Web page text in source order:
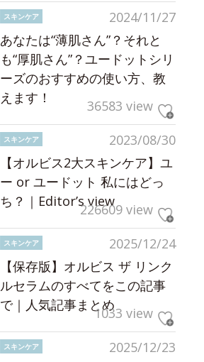
2024/11/27
スキンケア
あなたは“薄肌さん”？それと
も“厚肌さん”？ユードットシリ
ーズのおすすめの使い方、教
えます！
36583 view
2023/08/30
スキンケア
【オルビス2大スキンケア】ユ
ー or ユードット 私にはどっ
ち？｜Editor’s view226609 view
2025/12/24
スキンケア
【保存版】オルビス ザ リンク
ルセラムのすべてをこの記事
で｜人気記事まとめ1033 view
2025/12/23
スキンケア